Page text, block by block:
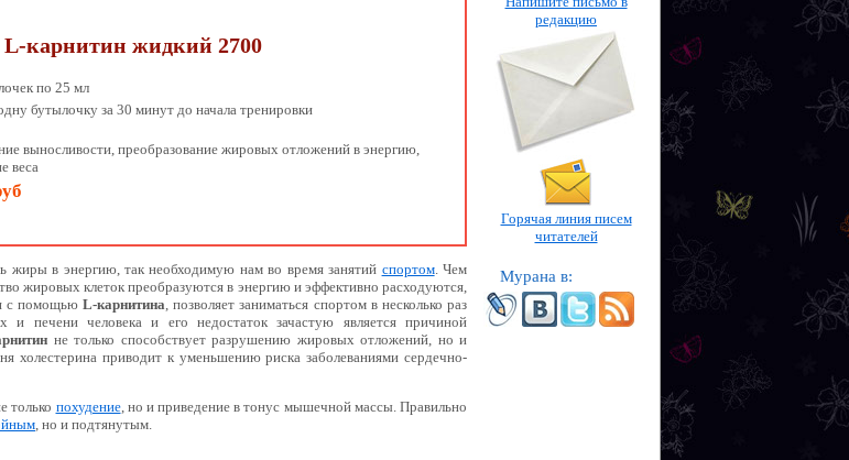
L-карнитин жидкий 2700
по 25 мл
бутылочку за 30 минут до начала тренировки
выносливости, преобразование жировых отложений в энергию,
веса
жиры в энергию, так необходимую нам во время занятий спортом. Чем
жировых клеток преобразуются в энергию и эффективно расходуются,
с помощьюL-карнитина , позволяет заниматься спортом в несколько раз
печени человека и его недостаток зачастую является причиной
не только способствует разрушению жировых отложений, но и
приводит к уменьшению риска заболеваниями сердечно-
только похудение, но и приведение в тонус мышечной массы. Правильно
, но и подтянутым.
редакцию
Горячая линия писем
читателей
Мурана в: